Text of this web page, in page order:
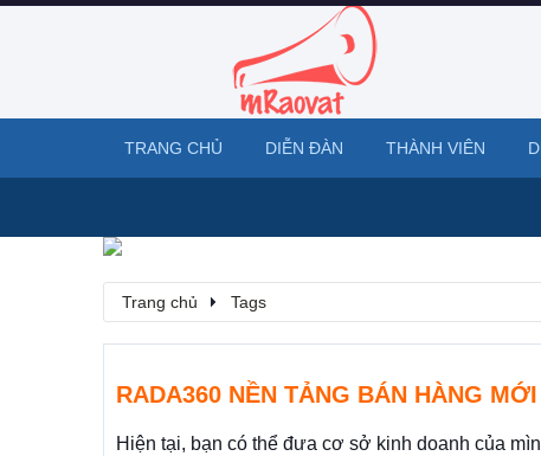
Trang chủ Tags
RADA360 NỀN TẢNG BÁN HÀNG MỚI
Hiện tại, bạn có thể đưa cơ sở kinh doanh của
TRANG CHỦ DIỄN ĐÀN THÀNH VIÊN